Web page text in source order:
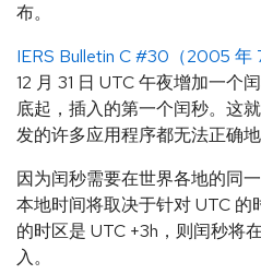
布。
IERS Bulletin C #30（2005 年
12 月 31 日 UTC 午夜增加一个
底起，插入的第一个闰秒。这
发的许多应用程序都无法正确地
因为闰秒需要在世界各地的同
本地时间将取决于针对 UTC
的时区是 UTC +3h，则闰秒将
入。